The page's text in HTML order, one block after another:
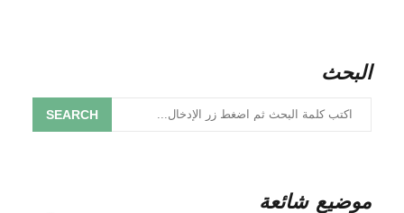
البحث
SEARCH
موضيع شائعة